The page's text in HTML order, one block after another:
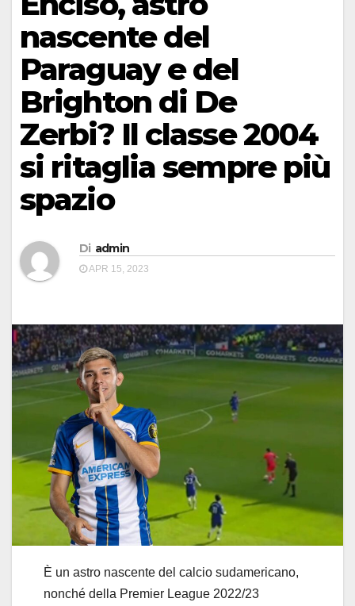
nascente del
Paraguay e del
Brighton di De
Zerbi? Il classe 2004
si ritaglia sempre più
spazio
Di admin
APR 15, 2023
È un astro nascente del calcio sudamericano,
nonché della Premier League 2022/23